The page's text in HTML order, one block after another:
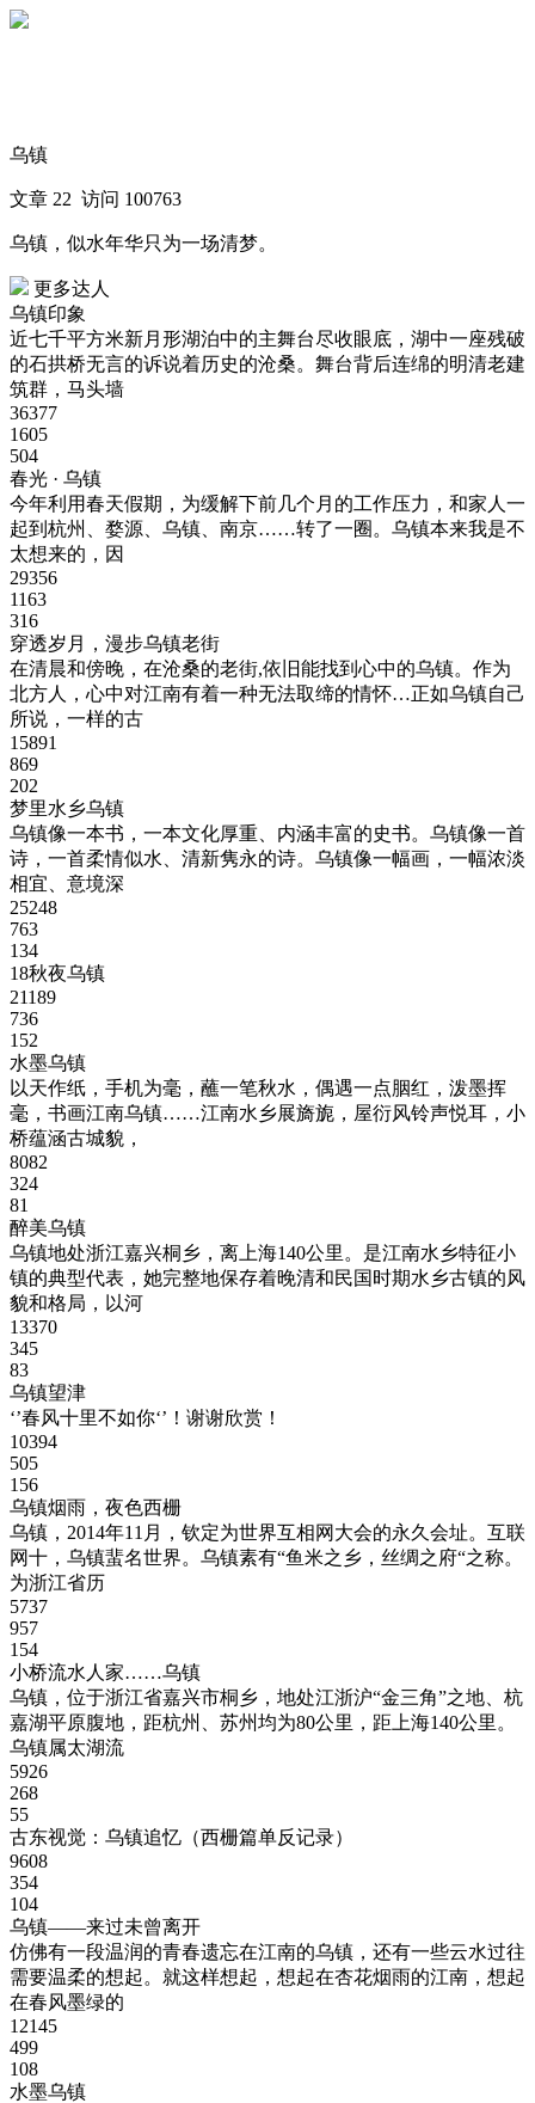
乌镇
文章 22 访问 100763
乌镇，似水年华只为一场清梦。
更多达人
乌镇印象
近七千平方米新月形湖泊中的主舞台尽收眼底，湖中一座残破
的石拱桥无言的诉说着历史的沧桑。舞台背后连绵的明清老建
筑群，马头墙
36377
1605
504
春光 · 乌镇
今年利用春天假期，为缓解下前几个月的工作压力，和家人一
起到杭州、婺源、乌镇、南京……转了一圈。乌镇本来我是不
太想来的，因
29356
1163
316
穿透岁月，漫步乌镇老街
在清晨和傍晚，在沧桑的老街,依旧能找到心中的乌镇。作为
北方人，心中对江南有着一种无法取缔的情怀…正如乌镇自己
所说，一样的古
15891
869
202
梦里水乡乌镇
乌镇像一本书，一本文化厚重、内涵丰富的史书。乌镇像一首
诗，一首柔情似水、清新隽永的诗。乌镇像一幅画，一幅浓淡
相宜、意境深
25248
763
134
18秋夜乌镇
21189
736
152
水墨乌镇
以天作纸，手机为毫，蘸一笔秋水，偶遇一点胭红，泼墨挥
毫，书画江南乌镇……江南水乡展旖旎，屋衍风铃声悦耳，小
桥蕴涵古城貌，
8082
324
81
醉美乌镇
乌镇地处浙江嘉兴桐乡，离上海140公里。是江南水乡特征小
镇的典型代表，她完整地保存着晚清和民国时期水乡古镇的风
貌和格局，以河
13370
345
83
乌镇望津
‘’春风十里不如你‘’！谢谢欣赏！
10394
505
156
乌镇烟雨，夜色西栅
乌镇，2014年11月，钦定为世界互相网大会的永久会址。互联
网十，乌镇蜚名世界。乌镇素有“鱼米之乡，丝绸之府“之称。
为浙江省历
5737
957
154
小桥流水人家……乌镇
乌镇，位于浙江省嘉兴市桐乡，地处江浙沪“金三角”之地、杭
嘉湖平原腹地，距杭州、苏州均为80公里，距上海140公里。
乌镇属太湖流
5926
268
55
古东视觉：乌镇追忆（西栅篇单反记录）
9608
354
104
乌镇——来过未曾离开
仿佛有一段温润的青春遗忘在江南的乌镇，还有一些云水过往
需要温柔的想起。就这样想起，想起在杏花烟雨的江南，想起
在春风墨绿的
12145
499
108
水墨乌镇